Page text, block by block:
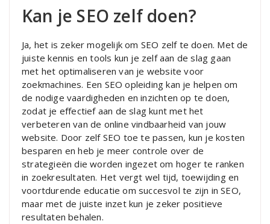
Kan je SEO zelf doen?
Ja, het is zeker mogelijk om SEO zelf te doen. Met de
juiste kennis en tools kun je zelf aan de slag gaan
met het optimaliseren van je website voor
zoekmachines. Een SEO opleiding kan je helpen om
de nodige vaardigheden en inzichten op te doen,
zodat je effectief aan de slag kunt met het
verbeteren van de online vindbaarheid van jouw
website. Door zelf SEO toe te passen, kun je kosten
besparen en heb je meer controle over de
strategieën die worden ingezet om hoger te ranken
in zoekresultaten. Het vergt wel tijd, toewijding en
voortdurende educatie om succesvol te zijn in SEO,
maar met de juiste inzet kun je zeker positieve
resultaten behalen.